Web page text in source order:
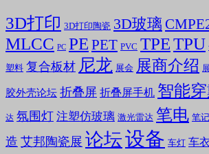
3D打印 3D打印陶瓷 3D玻璃
MLCC PC PE PET PVC TPETPU
塑料 复合板材 尼龙 展会 展商介绍
胶外壳论坛 折叠屏 折叠屏手机 智能
达 氛围灯 注塑仿玻璃 激光雷达 笔电 笔
造 艾邦陶瓷展 论坛设备 车灯 车